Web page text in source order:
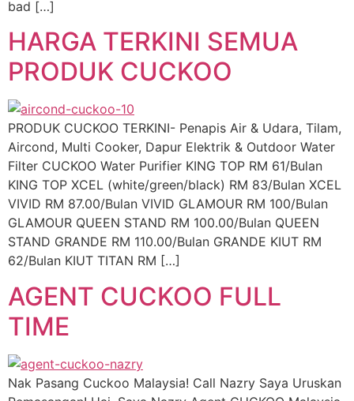
bad […]
HARGA TERKINI SEMUA
PRODUK CUCKOO
PRODUK CUCKOO TERKINI- Penapis Air & Udara, Tilam,
Aircond, Multi Cooker, Dapur Elektrik & Outdoor Water
Filter CUCKOO Water Purifier KING TOP RM 61/Bulan
KING TOP XCEL (white/green/black) RM 83/Bulan XCEL
VIVID RM 87.00/Bulan VIVID GLAMOUR RM 100/Bulan
GLAMOUR QUEEN STAND RM 100.00/Bulan QUEEN
STAND GRANDE RM 110.00/Bulan GRANDE KIUT RM
62/Bulan KIUT TITAN RM […]
AGENT CUCKOO FULL
TIME
Nak Pasang Cuckoo Malaysia! Call Nazry Saya Uruskan